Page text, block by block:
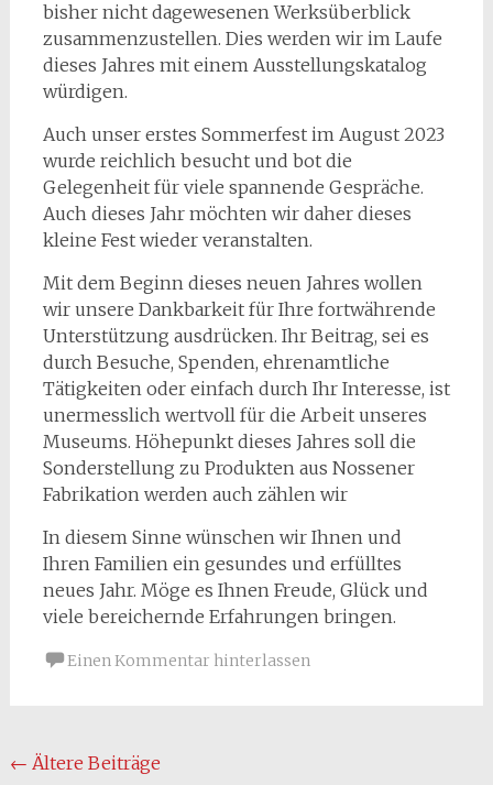
bisher nicht dagewesenen Werksüberblick
zusammenzustellen. Dies werden wir im Laufe
dieses Jahres mit einem Ausstellungskatalog
würdigen.
Auch unser erstes Sommerfest im August 2023
wurde reichlich besucht und bot die
Gelegenheit für viele spannende Gespräche.
Auch dieses Jahr möchten wir daher dieses
kleine Fest wieder veranstalten.
Mit dem Beginn dieses neuen Jahres wollen
wir unsere Dankbarkeit für Ihre fortwährende
Unterstützung ausdrücken. Ihr Beitrag, sei es
durch Besuche, Spenden, ehrenamtliche
Tätigkeiten oder einfach durch Ihr Interesse, ist
unermesslich wertvoll für die Arbeit unseres
Museums. Höhepunkt dieses Jahres soll die
Sonderstellung zu Produkten aus Nossener
Fabrikation werden auch zählen wir
In diesem Sinne wünschen wir Ihnen und
Ihren Familien ein gesundes und erfülltes
neues Jahr. Möge es Ihnen Freude, Glück und
viele bereichernde Erfahrungen bringen.
Einen Kommentar hinterlassen
Beitragsnavigation
← Ältere Beiträge